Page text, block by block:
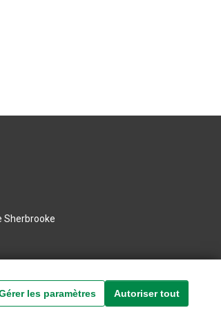
Sherbrooke
les paramètres Autoriser tout